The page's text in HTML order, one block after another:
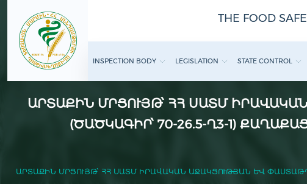
THE FOOD
INSPECTION BODY LEGISLATION STATE CONTROL
ԱՐՏԱՔԻՆ ՄՐՑՈՒՅԹ՝ ՀՀ ՍԱՏՄ
ԾԱԾԿԱԳԻՐ՝ 70-26.5-Ղ3-1)
ԱՐՏԱՔԻՆ ՄՐՑՈՒՅԹ՝ ՀՀ ՍԱՏՄ ԻՐԱՎԱԿԱՆ ԱՋԱԿՑՈՒԹՅԱՆ ԵՒ